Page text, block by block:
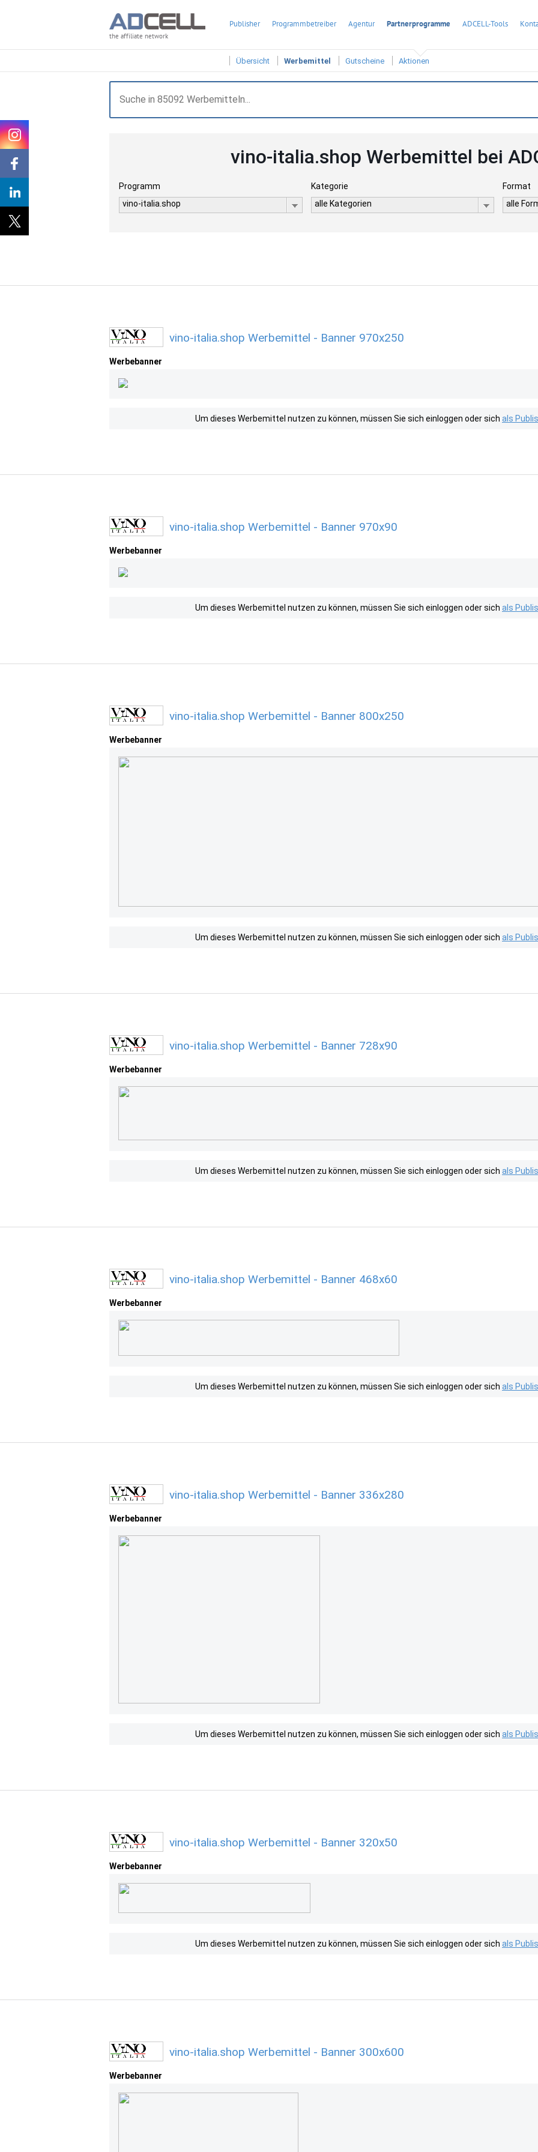
the affiliate network
Publisher Programmbetreiber Agentur Partnerprogramme ADCELL-Tools
Übersicht Werbemittel Gutscheine Aktionen
vino-italia.shop Werbemittel bei
Programm
vino-italia.shop
Kategorie
alle Kategorien
Format
alle
vino-italia.shop Werbemittel - Banner 970x250
Werbebanner
Um dieses Werbemittel nutzen zu können, müssen Sie sich einloggen oder sich als
vino-italia.shop Werbemittel - Banner 970x90
Werbebanner
Um dieses Werbemittel nutzen zu können, müssen Sie sich einloggen oder sich als
vino-italia.shop Werbemittel - Banner 800x250
Werbebanner
Um dieses Werbemittel nutzen zu können, müssen Sie sich einloggen oder sich als
vino-italia.shop Werbemittel - Banner 728x90
Werbebanner
Um dieses Werbemittel nutzen zu können, müssen Sie sich einloggen oder sich als
vino-italia.shop Werbemittel - Banner 468x60
Werbebanner
Um dieses Werbemittel nutzen zu können, müssen Sie sich einloggen oder sich als
vino-italia.shop Werbemittel - Banner 336x280
Werbebanner
Um dieses Werbemittel nutzen zu können, müssen Sie sich einloggen oder sich als
vino-italia.shop Werbemittel - Banner 320x50
Werbebanner
Um dieses Werbemittel nutzen zu können, müssen Sie sich einloggen oder sich als
vino-italia.shop Werbemittel - Banner 300x600
Werbebanner